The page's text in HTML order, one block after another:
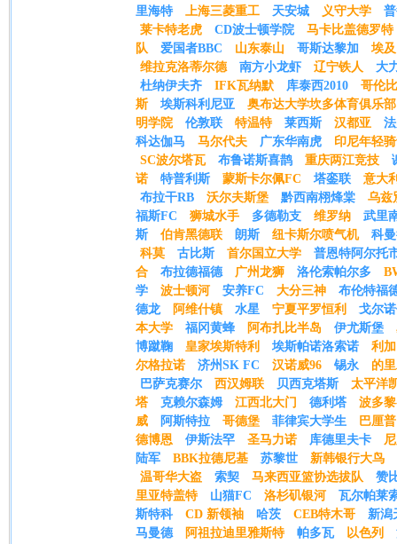
里海特
上海三菱重工 天安城 义守大学
莱卡特老虎
CD波士顿学院
马卡比盖德罗特
队
爱国者BBC 山东泰山 哥斯达黎加
埃
维拉克洛蒂尔德
南方小龙虾 辽宁铁人
大
杜纳伊夫齐
IFK瓦纳默 库泰西2010
哥伦
斯
埃斯科利尼亚
奥布达大学坎多体育俱乐部
明学院
伦敦联 特温特 莱西斯 汉都亚
科达伽马
马尔代夫 广东华南虎
印尼年轻
SC波尔塔瓦
布鲁诺斯喜鹊 重庆两江竞技
诺
特普利斯 蒙斯卡尔佩FC 塔銮联
意大
布拉干RB
沃尔夫斯堡 黔西南栩烽棠
乌兹
福斯FC
狮城水手 多德勒支 维罗纳
武里
斯
伯肯黑德联 朗斯 纽卡斯尔喷气机
科
科莫
古比斯 首尔国立大学
普恩特阿尔托
合
布拉德福德 广州龙狮 洛伦索帕尔多
学
波士顿河 安养FC 大分三神
布伦特福
德龙
阿维什镇 水星 宁夏平罗恒利
戈尔
本大学
福冈黄蜂 阿布扎比半岛 伊尤斯堡
博蹴鞠
皇家埃斯特利 埃斯帕诺洛索诺
利加
尔格拉诺
济州SK FC 汉诺威96 锡永
的
巴萨克赛尔
西汉姆联 贝西克塔斯
太平洋
塔
克赖尔森姆 江西北大门 德利塔
波多
威
阿斯特拉 哥德堡 菲律宾大学生
巴厘
德博恩
伊斯法罕 圣马力诺 库德里夫卡
陆军
BBK拉德尼基 苏黎世
新韩银行大鸟
温哥华大盗
索契 马来西亚篮协选拔队
赞
里亚特盖特
山猫FC 洛杉矶银河
瓦尔帕莱
斯特科
CD 新领袖 哈茨 CEB特木哥
新潟
马曼德
阿祖拉迪里雅斯特 帕多瓦 以色列